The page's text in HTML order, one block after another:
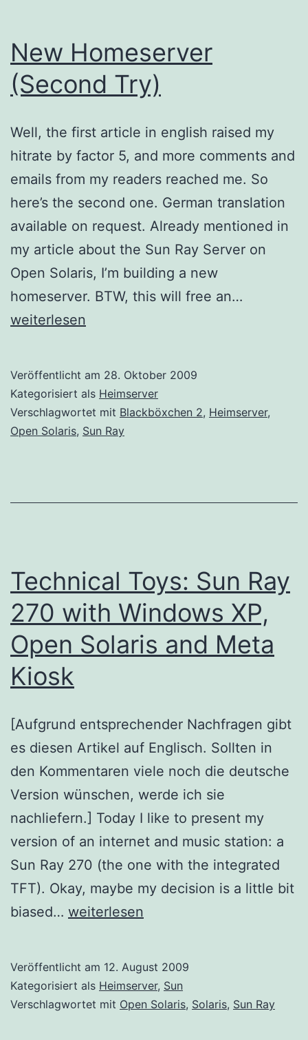
New Homeserver
(Second Try)
Well, the first article in english raised my
hitrate by factor 5, and more comments and
emails from my readers reached me. So
here’s the second one. German translation
available on request. Already mentioned in
my article about the Sun Ray Server on
Open Solaris, I’m building a new
homeserver. BTW, this will free an…
weiterlesen
Veröffentlicht am 28. Oktober 2009
Kategorisiert als Heimserver
Verschlagwortet mit Blackböxchen 2, Heimserver,
Open Solaris, Sun Ray
Technical Toys: Sun Ray
270 with Windows XP,
Open Solaris and Meta
Kiosk
[Aufgrund entsprechender Nachfragen gibt
es diesen Artikel auf Englisch. Sollten in
den Kommentaren viele noch die deutsche
Version wünschen, werde ich sie
nachliefern.] Today I like to present my
version of an internet and music station: a
Sun Ray 270 (the one with the integrated
TFT). Okay, maybe my decision is a little bit
biased… Technical
Ray
270
weiterlesen
Veröffentlicht am 12. August 2009
Kategorisiert als Heimserver, Sun
Verschlagwortet mit Open Solaris, Solaris, Sun Ray